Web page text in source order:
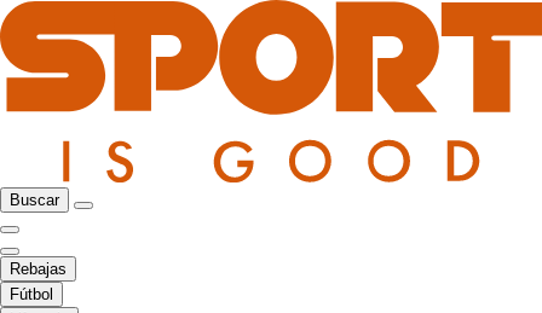
Buscar
Rebajas
Fútbol